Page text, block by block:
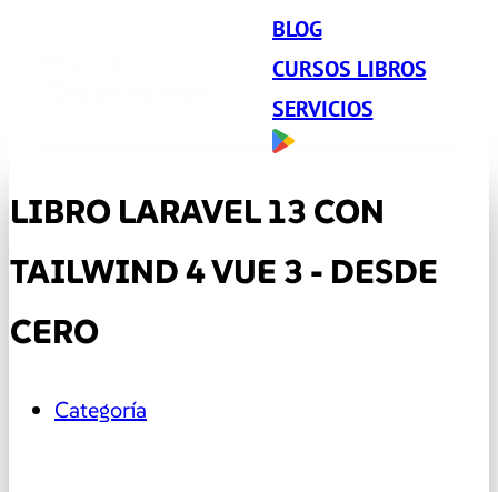
BLOG
CURSOS LIBROS
SERVICIOS
LIBRO LARAVEL 13 CON
TAILWIND 4 VUE 3 - DESDE
CERO
Categoría